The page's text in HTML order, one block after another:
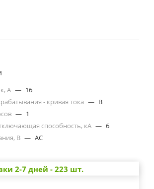
А — 16
- кривая тока — B
— 1
способность, кА — 6
В — AC
2-7 дней - 223 шт.